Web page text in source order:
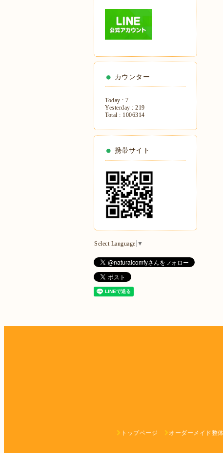
カウンター
Today : 7
Yesterday : 219
Total : 1006314
携帯サイト
Select Language ▼
トップページ オーダーメイド整体